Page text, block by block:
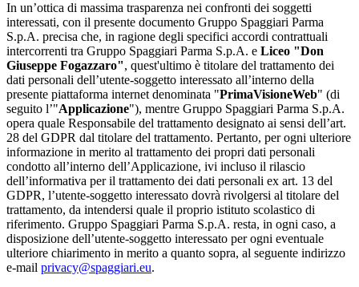
In un’ottica di massima trasparenza nei confronti dei soggetti
interessati, con il presente documento Gruppo Spaggiari Parma
S.p.A. precisa che, in ragione degli specifici accordi contrattuali
intercorrenti tra Gruppo Spaggiari Parma S.p.A. e Liceo "Don
Giuseppe Fogazzaro", quest'ultimo è titolare del trattamento dei
dati personali dell’utente-soggetto interessato all’interno della
presente piattaforma internet denominata "PrimaVisioneWeb" (di
seguito l’"Applicazione"), mentre Gruppo Spaggiari Parma S.p.A.
opera quale Responsabile del trattamento designato ai sensi dell’art.
28 del GDPR dal titolare del trattamento. Pertanto, per ogni ulteriore
informazione in merito al trattamento dei propri dati personali
condotto all’interno dell’Applicazione, ivi incluso il rilascio
dell’informativa per il trattamento dei dati personali ex art. 13 del
GDPR, l’utente-soggetto interessato dovrà rivolgersi al titolare del
trattamento, da intendersi quale il proprio istituto scolastico di
riferimento. Gruppo Spaggiari Parma S.p.A. resta, in ogni caso, a
disposizione dell’utente-soggetto interessato per ogni eventuale
ulteriore chiarimento in merito a quanto sopra, al seguente indirizzo
e-mail privacy@spaggiari.eu.